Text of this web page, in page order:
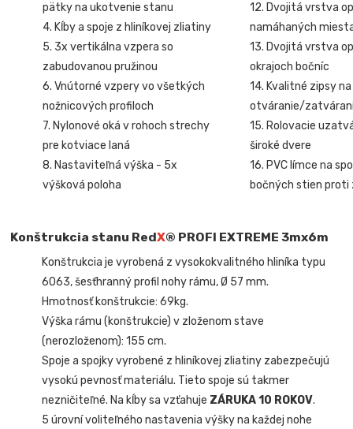
pätky na ukotvenie stanu
4. Kĺby a spoje z hliníkovej zliatiny
5. 3x vertikálna vzpera so
zabudovanou pružinou
6. Vnútorné vzpery vo všetkých
nožnicových profiloch
7. Nylonové oká v rohoch strechy
pre kotviace laná
8. Nastaviteľná výška - 5x
výšková poloha
12. Dvojitá vrstva
namáhaných
13. Dvojitá vrstva
okrajoch bočníc
14. Kvalitné zipsy na
otváranie/
15. Rolovacie
široké dvere
16. PVC límce na
bočných stien proti
Konštrukcia stanu RedX® PROFI EXTREME 3mx6m
Konštrukcia je vyrobená z vysokokvalitného hliníka typu
6063, šesťhranný profil nohy rámu, Ø 57 mm.
Hmotnosť konštrukcie: 69kg.
Výška rámu (konštrukcie) v zloženom stave
(nerozloženom): 155 cm.
Spoje a spojky vyrobené z hliníkovej zliatiny zabezpečujú
vysokú pevnosť materiálu. Tieto spoje sú takmer
nezničiteľné. Na kĺby sa vzťahuje ZÁRUKA 10 ROKOV.
5 úrovní voliteľného nastavenia výšky na každej nohe